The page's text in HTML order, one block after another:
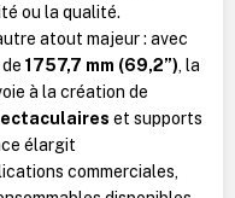
ou la qualité.
atout majeur : avec
1757,7 mm (69,2”), la
à la création de
et supports
élargit
commerciales,